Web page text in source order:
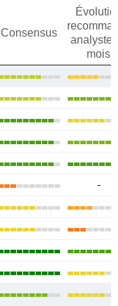
Consensus
mois
-